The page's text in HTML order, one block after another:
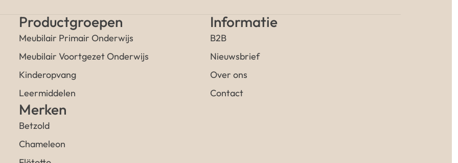
Productgroepen
Meubilair Primair Onderwijs
Meubilair Voortgezet Onderwijs
Kinderopvang
Leermiddelen
Merken
Betzold
Chameleon
Informatie
B2B
Nieuwsbrief
Over ons
Contact